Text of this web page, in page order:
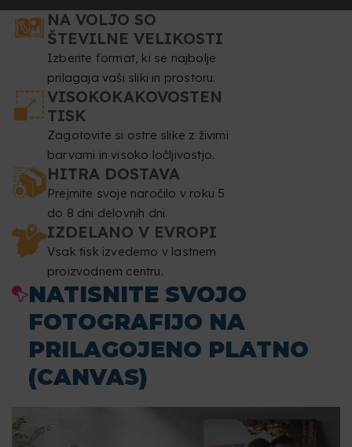
NA VOLJO SO
ŠTEVILNE VELIKOSTI
Izberite format, ki se najbolje
prilagaja vaši sliki in prostoru.
VISOKOKAKOVOSTEN
TISK
Zagotovite si ostre slike z živimi
barvami in visoko ločljivostjo.
HITRA DOSTAVA
Prejmite svoje naročilo v roku 5
do 8 dni delovnih dni.
IZDELANO V EVROPI
Vsak tisk izvedemo v lastnem
proizvodnem centru.
NATISNITE SVOJO
FOTOGRAFIJO NA
PRILAGOJENO PLATNO
(CANVAS)